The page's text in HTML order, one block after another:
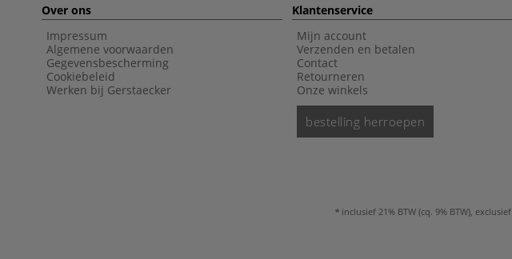
Over ons
Impressum
Algemene voorwaarden
Gegevensbescherming
Cookiebeleid
Werken bij Gerstaecker
Klantenservice
Mijn account
Verzenden en betalen
Contact
Retourneren
Onze winkels
bestelling herroepen
inclusief 21% BTW (cq. 9% BTW), exclusief